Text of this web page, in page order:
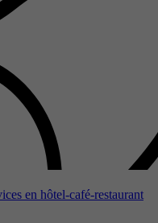
en hôtel-café-restaurant